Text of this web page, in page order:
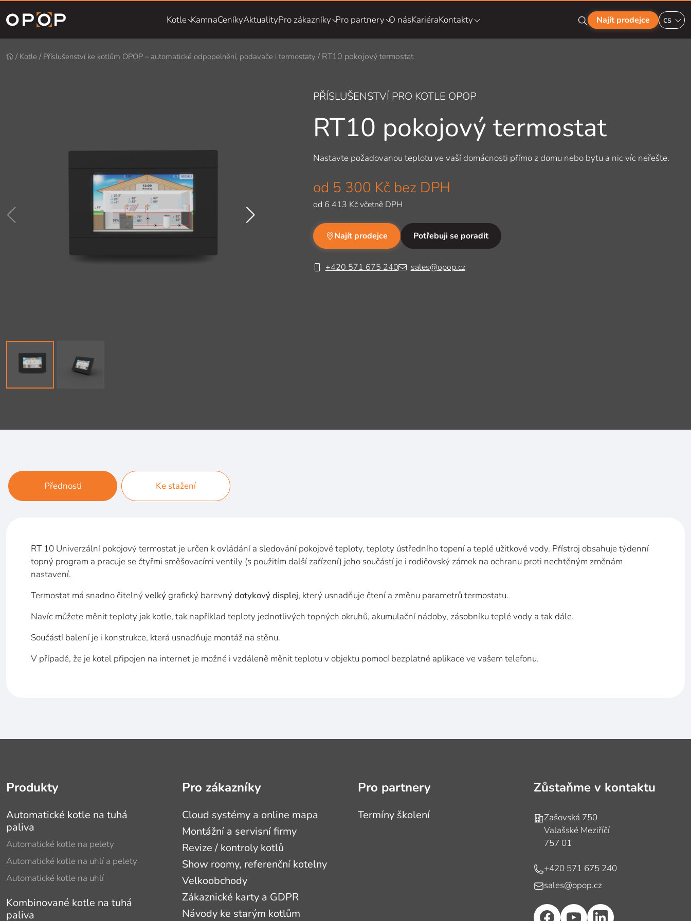
Kotle KamnaCeníkyAktualityPro zákazníky Pro partnery O násKariéraKontakty Najít prodejce cs
Kotle Příslušenství ke kotlům OPOP – automatické odpopelnění, podavače i termostaty RT10 pokojový termostat
PŘÍSLUŠENSTVÍ PRO KOTLE OPOP
RT10 pokojový termostat
Nastavte požadovanou teplotu vevaší domácnosti přímo z domu nebo bytu a nic víc neřešte.
od 5 300 Kč bez DPH
od 6 413 Kčvčetně DPH
Najít prodejce Potřebuji se poradit
+420 571 675 240 sales@opop.cz
Přednosti Ke stažení
RT 10 Univerzální pokojový termostat je určen kovládání a sledování pokojové teploty, teploty ústředního topení a teplé užitkové vody. Přístroj obsahuje týdenní
topný program a pracuje se čtyřmi směšovacími ventily (s použitím další zařízení) jeho součástí je i rodičovský zámek na ochranu proti nechtěným změnám
nastavení.
Termostat má snadno čitelný velkýgrafický barevný dotykový displej, který usnadňuje čtení a změnu parametrů termostatu.
Navíc můžete měnit teploty jak kotle, tak například teploty jednotlivých topných okruhů, akumulační nádoby, zásobníku teplé vody a tak dále.
Součástí balení je i konstrukce, která usnadňuje montáž na stěnu.
V případě, že je kotel připojen na internet je možné i vzdáleně měnit teplotu v objektu pomocí bezplatné aplikace vevašem telefonu.
Produkty
Automatické kotle na tuhá
paliva
Automatické kotle na pelety
Automatické kotle na uhlí a pelety
Automatické kotle na uhlí
Kombinované kotle na tuhá
paliva
Pro zákazníky
Cloud systémy a online mapa
Montážní a servisní firmy
Revize / kontroly kotlů
Show roomy, referenční kotelny
Velkoobchody
Zákaznické karty a GDPR
Návody ke starým kotlům
Pro partnery
Termíny školení
Zůstaňme v kontaktu
Adresa
Zašovská 750
Valašské Meziříčí
757 01
Telefon
+420 571 675 240
E-mail
sales@opop.cz